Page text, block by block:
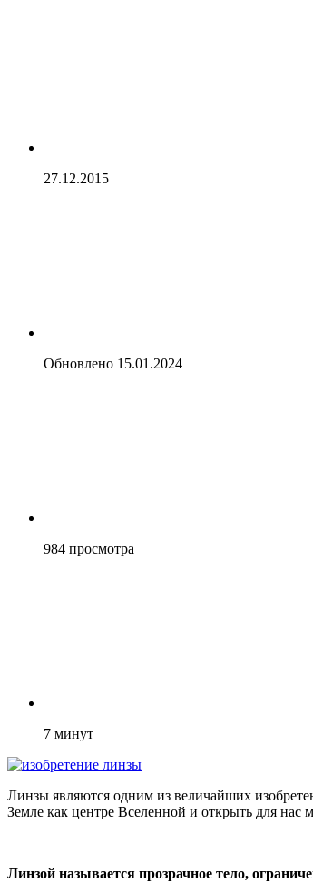
27.12.2015
Обновлено 15.01.2024
984 просмотра
7 минут
Линзы являются одним из величайших
Земле как центре Вселенной и открыть для нас
Линзой называется прозрачное тело,